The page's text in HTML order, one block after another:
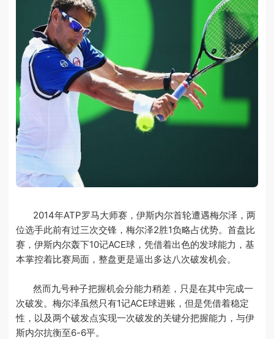
2014年ATP罗马大师赛，伊斯内尔首轮遭遇梅尔泽，两
位选手此前有过三次交锋，梅尔泽2胜1负略占优势。首盘比
赛，伊斯内尔轰下10记ACE球，凭借着出色的发球能力，基
本掌控着比赛局面，整盘更是逼出多达八次破发机会。
然而九号种子把握机会分能力稍差，只是在其中完成一
次破发。梅尔泽虽然只有1记ACE球进账，但是凭借着稳定
性，以及两个破发点实现一次破发的关键分把握能力，与伊
斯内尔抗衡至6-6平。